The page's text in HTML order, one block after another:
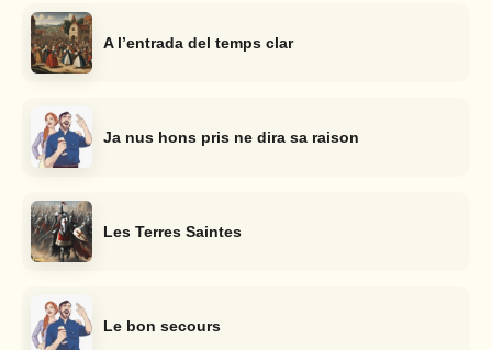
A l’entrada del temps clar
Ja nus hons pris ne dira sa raison
Les Terres Saintes
Le bon secours